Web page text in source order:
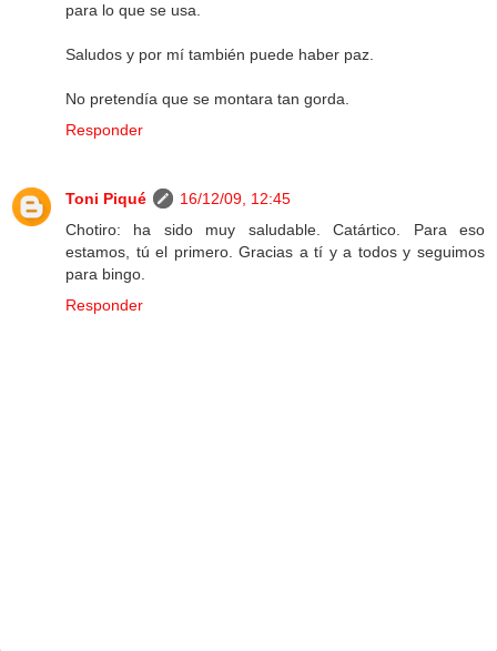
para lo que se usa.
Saludos y por mí también puede haber paz.
No pretendía que se montara tan gorda.
Responder
Toni Piqué
16/12/09, 12:45
Chotiro: ha sido muy saludable. Catártico. Para eso
estamos, tú el primero. Gracias a tí y a todos y seguimos
para bingo.
Responder